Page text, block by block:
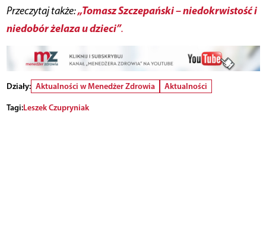
Przeczytaj także:„Tomasz Szczepański – niedokrwistość i
niedobór żelaza u dzieci”.
Działy: Aktualności w Menedżer Zdrowia
Aktualności
Tagi:Leszek Czupryniak